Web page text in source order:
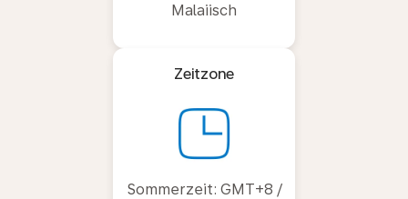
Malaiisch
Zeitzone
Sommerzeit: GMT+8 /